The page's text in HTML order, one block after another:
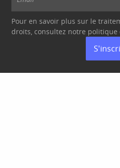
Pour en savoir plus sur le
droits, consultez notre politique